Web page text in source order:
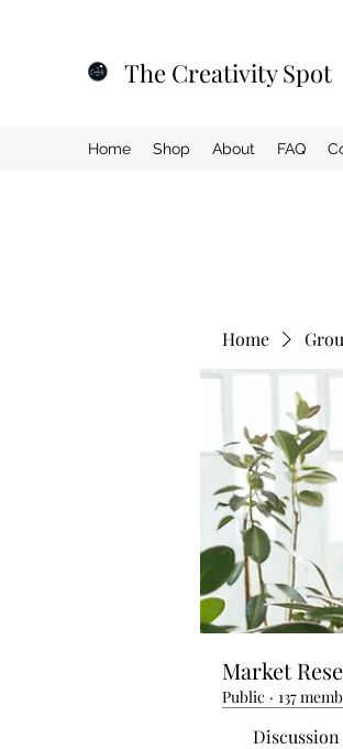
The Creativity Spot
Home Shop About FAQ
Home
Market
Public · 137
Discussion